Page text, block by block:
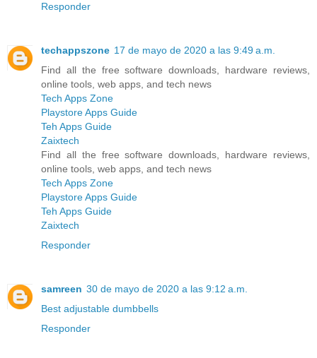
Responder
techappszone 17 de mayo de 2020 a las 9:49 a.m.
Find all the free software downloads, hardware reviews,
online tools, web apps, and tech news
Tech Apps Zone
Playstore Apps Guide
Teh Apps Guide
Zaixtech
Find all the free software downloads, hardware reviews,
online tools, web apps, and tech news
Tech Apps Zone
Playstore Apps Guide
Teh Apps Guide
Zaixtech
Responder
samreen 30 de mayo de 2020 a las 9:12 a.m.
Best adjustable dumbbells
Responder